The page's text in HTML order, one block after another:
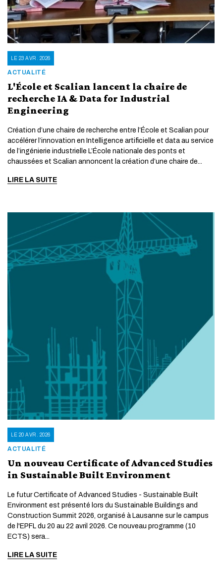
ACTUALITÉ
LE 23 AVR. 2026
L'École et Scalian lancent la chaire de
recherche IA & Data for Industrial
Engineering
Création d’une chaire de recherche entre l’École et Scalian pour
accélérer l’innovation en Intelligence artificielle et data au service
de l’ingénierie industrielle L’École nationale des ponts et
chaussées et Scalian annoncent la création d’une chaire de...
LIRE LA SUITE
ACTUALITÉ
LE 20 AVR. 2026
Un nouveau Certificate of Advanced Studies
in Sustainable Built Environment
Le futur Certificate of Advanced Studies - Sustainable Built
Environment est présenté lors du Sustainable Buildings and
Construction Summit 2026, organisé à Lausanne sur le campus
de l'EPFL du 20 au 22 avril 2026. Ce nouveau programme (10
ECTS) sera...
LIRE LA SUITE